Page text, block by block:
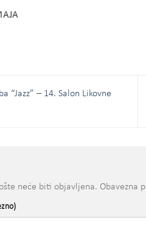
“Jazz” – 14. Salon Likovne
neće biti objavljena. Obavezna